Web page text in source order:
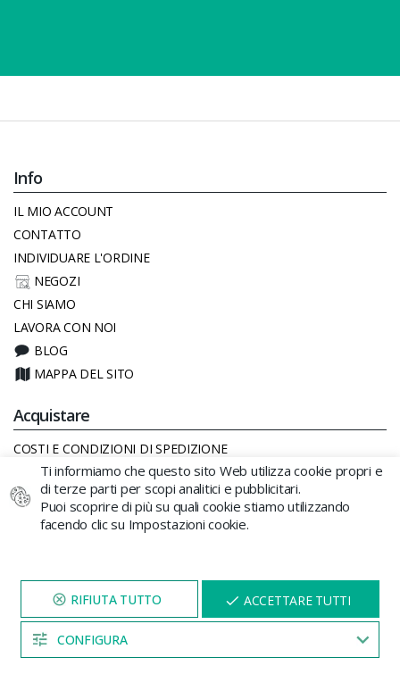
Info
IL MIO ACCOUNT
CONTATTO
INDIVIDUARE L'ORDINE
NEGOZI
CHI SIAMO
LAVORA CON NOI
BLOG
MAPPA DEL SITO
Acquistare
COSTI E CONDIZIONI DI SPEDIZIONE
REGALO SICURO
FAQS
MODALITÀ DI PAGAMENTO
AVVISO LEGALE
POLITICA DEI COOKIES
Ti informiamo che questo sito Web utilizza cookie propri e
di terze parti per scopi analitici e pubblicitari.
Puoi scoprire di più su quali cookie stiamo utilizzando
facendo clic su Impostazioni cookie.
CONFIGURA
ACCETTARE TUTTI
VISITA IL NOSTRO SITO
PER 5 MINUTI E QUI
APPARIRÀ UNOSCONTO
04:52